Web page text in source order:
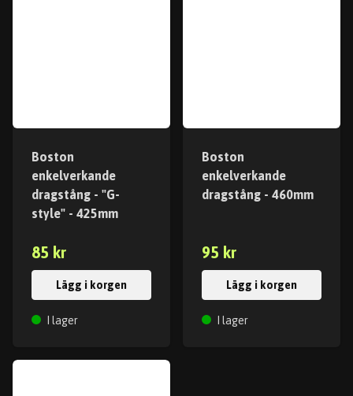
Boston
enkelverkande
dragstång - "G-
style" - 425mm
85 kr
Lägg i korgen
I lager
Boston
enkelverkande
dragstång - 460mm
95 kr
Lägg i korgen
I lager